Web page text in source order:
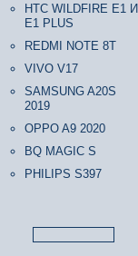
HTC WILDFIRE E1 И
E1 PLUS
REDMI NOTE 8T
VIVO V17
SAMSUNG A20S
2019
OPPO A9 2020
BQ MAGIC S
PHILIPS S397